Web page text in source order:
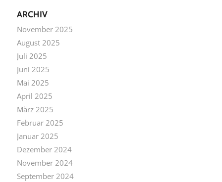
ARCHIV
November 2025
August 2025
Juli 2025
Juni 2025
Mai 2025
April 2025
März 2025
Februar 2025
Januar 2025
Dezember 2024
November 2024
September 2024